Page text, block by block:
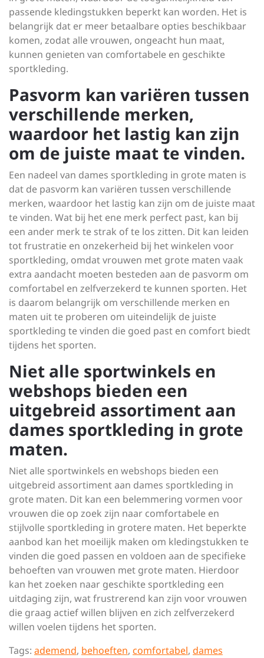
passende kledingstukken beperkt kan worden. Het is
belangrijk dat er meer betaalbare opties beschikbaar
komen, zodat alle vrouwen, ongeacht hun maat,
kunnen genieten van comfortabele en geschikte
sportkleding.
Pasvorm kan variëren tussen
verschillende merken,
waardoor het lastig kan zijn
om de juiste maat te vinden.
Een nadeel van dames sportkleding in grote maten is
dat de pasvorm kan variëren tussen verschillende
merken, waardoor het lastig kan zijn om de juiste maat
te vinden. Wat bij het ene merk perfect past, kan bij
een ander merk te strak of te los zitten. Dit kan leiden
tot frustratie en onzekerheid bij het winkelen voor
sportkleding, omdat vrouwen met grote maten vaak
extra aandacht moeten besteden aan de pasvorm om
comfortabel en zelfverzekerd te kunnen sporten. Het
is daarom belangrijk om verschillende merken en
maten uit te proberen om uiteindelijk de juiste
sportkleding te vinden die goed past en comfort biedt
tijdens het sporten.
Niet alle sportwinkels en
webshops bieden een
uitgebreid assortiment aan
dames sportkleding in grote
maten.
Niet alle sportwinkels en webshops bieden een
uitgebreid assortiment aan dames sportkleding in
grote maten. Dit kan een belemmering vormen voor
vrouwen die op zoek zijn naar comfortabele en
stijlvolle sportkleding in grotere maten. Het beperkte
aanbod kan het moeilijk maken om kledingstukken te
vinden die goed passen en voldoen aan de specifieke
behoeften van vrouwen met grote maten. Hierdoor
kan het zoeken naar geschikte sportkleding een
uitdaging zijn, wat frustrerend kan zijn voor vrouwen
die graag actief willen blijven en zich zelfverzekerd
willen voelen tijdens het sporten.
Tags: ademend, behoeften, comfortabel, dames